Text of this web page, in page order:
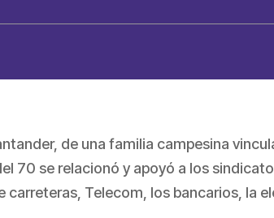
de una familia campesina
70 se relacionó y apoyó a los
carreteras, Telecom, los bancarios, la